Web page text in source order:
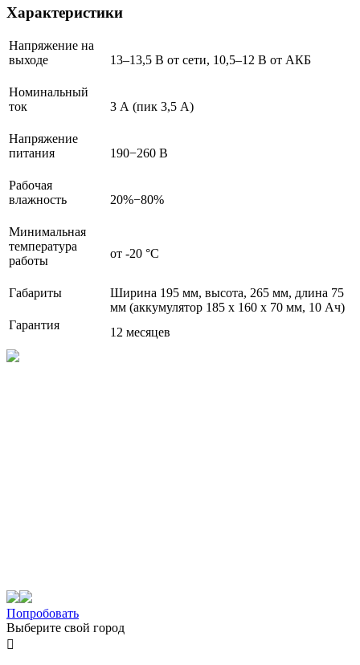
Характеристики
Напряжение на
выходе
13–13,5 В от сети, 10,5–12 В от АКБ
Номинальный
ток
3 А (пик 3,5 А)
Напряжение
питания
190−260 В
Рабочая
влажность
20%−80%
Минимальная
температура
работы
от -20 °С
Габариты
Ширина 195 мм, высота, 265 мм, длина 75
мм (аккумулятор 185 х 160 х 70 мм, 10 Ач)
Гарантия
12 месяцев
Попробовать
Выберите свой город
